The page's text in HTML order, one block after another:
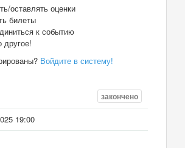
оставлять оценки
билеты
к событию
другое!
Войдите в систему!
закончено
19:00